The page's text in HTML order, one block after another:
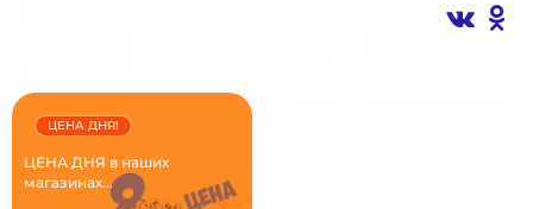
ЦЕНА ДНЯ в наших
магазинах...
ЦЕНА ДНЯ!